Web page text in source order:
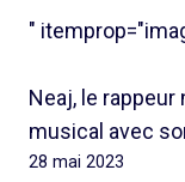
"
Neaj, le
musical avec
28 mai 2023